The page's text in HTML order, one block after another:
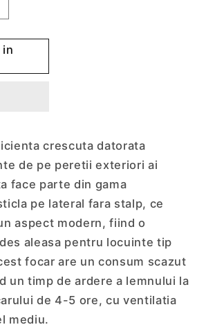
crescuta datorata
de pe peretii exteriori ai
face parte din gama
pe lateral fara stalp, ce
aspect modern, fiind o
aleasa pentru locuinte tip
focar are un consum scazut
un timp de ardere a lemnului la
de 4-5 ore, cu ventilatia
mediu.